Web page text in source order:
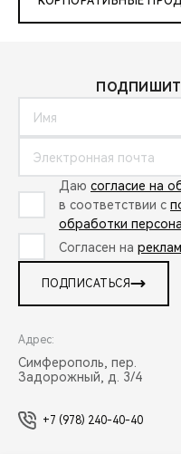
Даю согласие на
в соответствии с
обработки
Согласен на
ПОДПИСАТЬСЯ
Адрес:
Симферополь, пер.
Задорожный, д. 3/4
+7 (978) 240-40-40